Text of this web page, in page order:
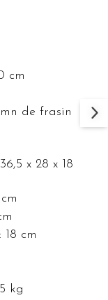
cm
de frasin
x 28 x 18
cm
kg